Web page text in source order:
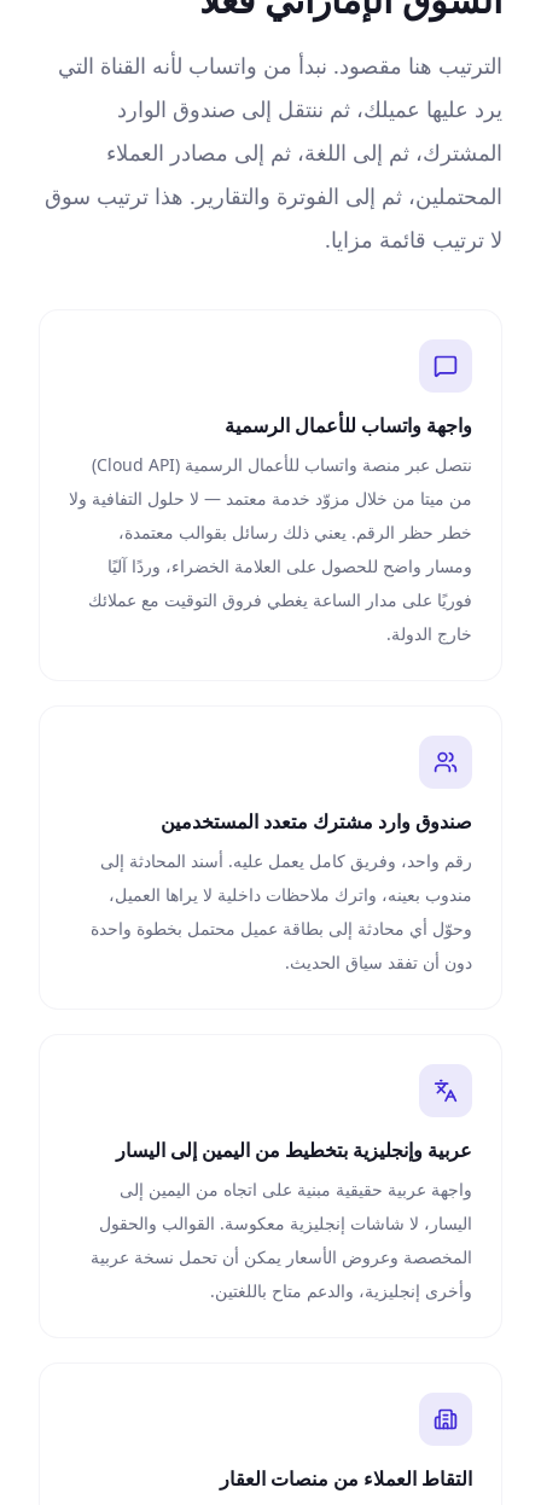
الترتيب هنا مقصود. نبدأ من واتساب لأنه القناة التي
يرد عليها عميلك، ثم ننتقل إلى صندوق الوارد
المشترك، ثم إلى اللغة، ثم إلى مصادر العملاء
المحتملين، ثم إلى الفوترة والتقارير. هذا ترتيب سوق
لا ترتيب قائمة مزايا.
واجهة واتساب للأعمال الرسمية
نتصل عبر منصة واتساب للأعمال الرسمية (Cloud API)
من ميتا من خلال مزوّد خدمة معتمد — لا حلول التفافية ولا
خطر حظر الرقم. يعني ذلك رسائل بقوالب معتمدة،
ومسار واضح للحصول على العلامة الخضراء، وردًا آليًا
فوريًا على مدار الساعة يغطي فروق التوقيت مع عملائك
خارج الدولة.
صندوق وارد مشترك متعدد المستخدمين
رقم واحد، وفريق كامل يعمل عليه. أسند المحادثة إلى
مندوب بعينه، واترك ملاحظات داخلية لا يراها العميل،
وحوّل أي محادثة إلى بطاقة عميل محتمل بخطوة واحدة
دون أن تفقد سياق الحديث.
عربية وإنجليزية بتخطيط من اليمين إلى اليسار
واجهة عربية حقيقية مبنية على اتجاه من اليمين إلى
اليسار، لا شاشات إنجليزية معكوسة. القوالب والحقول
المخصصة وعروض الأسعار يمكن أن تحمل نسخة عربية
وأخرى إنجليزية، والدعم متاح باللغتين.
التقاط العملاء من منصات العقار